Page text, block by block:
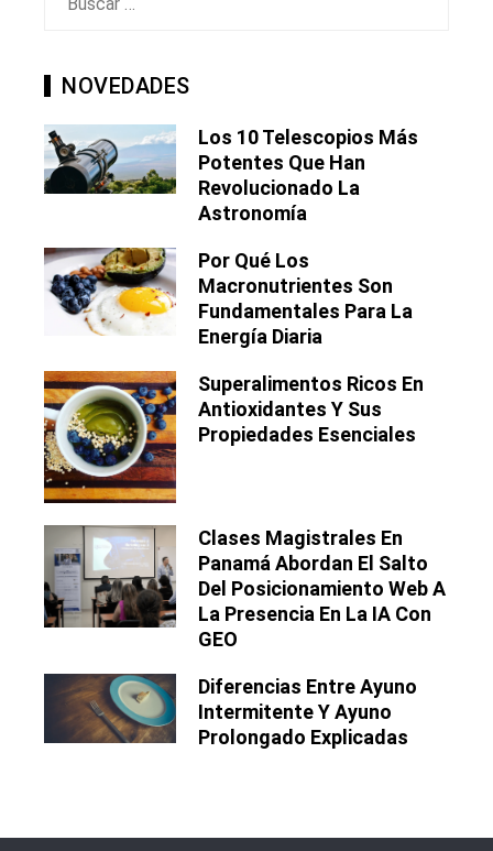
NOVEDADES
Los 10 Telescopios Más
Potentes Que Han
Revolucionado La
Astronomía
Por Qué Los
Macronutrientes Son
Fundamentales Para La
Energía Diaria
Superalimentos Ricos En
Antioxidantes Y Sus
Propiedades Esenciales
Clases Magistrales En
Panamá Abordan El Salto
Del Posicionamiento Web A
La Presencia En La IA Con
GEO
Diferencias Entre Ayuno
Intermitente Y Ayuno
Prolongado Explicadas